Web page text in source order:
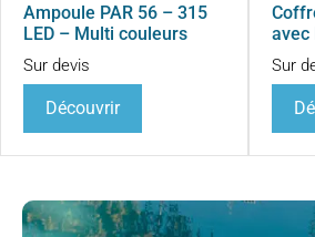
Ampoule PAR 56 – 315
LED – Multi couleurs
Sur devis
Découvrir
avec
Sur